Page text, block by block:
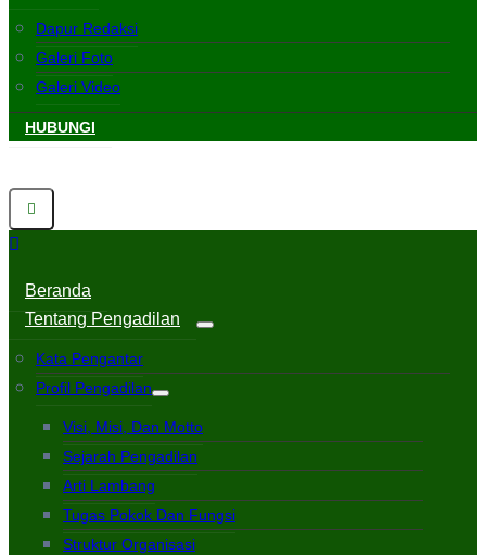
Dapur Redaksi
Galeri Foto
Galeri Video
HUBUNGI
Beranda
Tentang Pengadilan
Kata Pengantar
Profil Pengadilan
Visi, Misi, Dan Motto
Sejarah Pengadilan
Arti Lambang
Tugas Pokok Dan Fungsi
Struktur Organisasi